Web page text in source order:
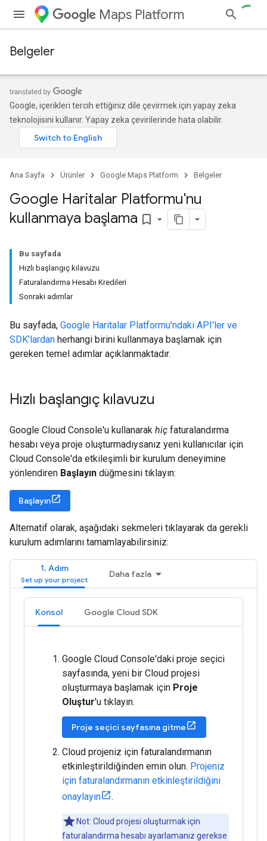
Maps Platform
Belgeler
Google, içerikleri tercih ettiğiniz dile çevirmek için yapay zeka
teknolojisini kullanır. Yapay zeka çevirilerinde hata olabilir.
Ana Sayfa Ürünler Google Maps Platform Belgeler
Google Haritalar Platformu'nu
kullanmaya başlama bookmark_border
Bu sayfada
Hızlı başlangıç kılavuzu
Faturalandırma Hesabı Kredileri
Sonraki adımlar
Bu sayfada, Google Haritalar Platformu'ndaki API'ler ve
SDK'lardan herhangi birini kullanmaya başlamak için
gereken temel adımlar açıklanmaktadır.
Hızlı başlangıç kılavuzu
Google Cloud Console'u kullanarak hiç faturalandırma
hesabı veya proje oluşturmadıysanız yeni kullanıcılar için
Cloud Console'da etkileşimli bir kurulum deneyimine
yönlendiren Başlayın düğmesini tıklayın:
Başlayın
Alternatif olarak, aşağıdaki sekmeleri tıklayarak da gerekli
kurulum adımlarını tamamlayabilirsiniz:
1. Adım
Daha fazla
Konsol Google Cloud SDK
Google Cloud Console'daki proje seçici
sayfasında, yeni bir Cloud projesi
oluşturmaya başlamak için Proje
Oluştur'u tıklayın.
Proje seçici sayfasına gitme
Cloud projeniz için faturalandırmanın
etkinleştirildiğinden emin olun. Projeniz
için faturalandırmanın etkinleştirildiğini
onaylayın
.
Not: Cloud projesi oluşturmak için
faturalandırma hesabı ayarlamanız gerekse